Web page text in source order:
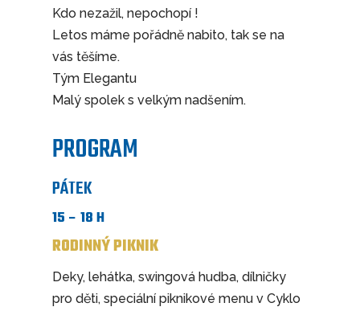
Kdo nezažil, nepochopí !
Letos máme pořádně nabito, tak se na
vás těšíme.
Tým Elegantu
Malý spolek s velkým nadšením.
PROGRAM
PÁTEK
15 – 18 H
RODINNÝ PIKNIK
Deky, lehátka, swingová hudba, dílničky
pro děti, speciální piknikové menu v Cyklo